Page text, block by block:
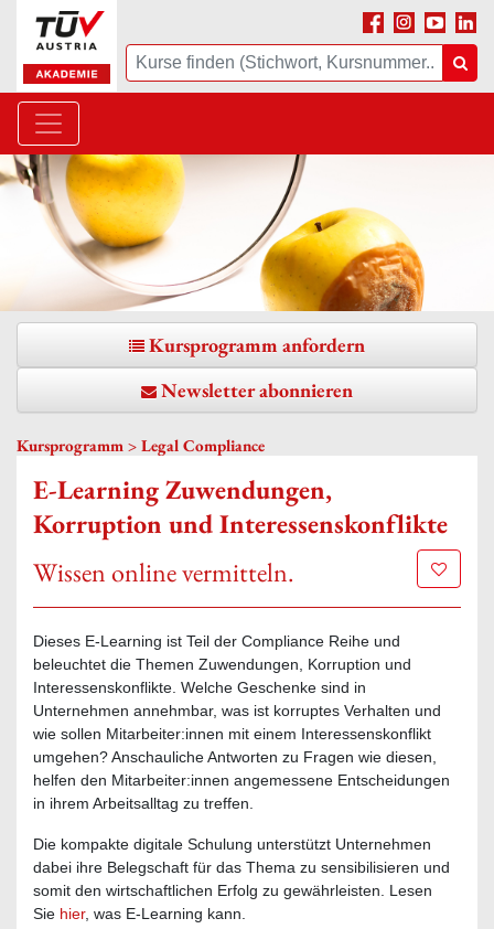
Suche
Facebook
Instagram
Youtube
Kursprogramm > Legal Compliance
Kursprogramm anfordern
Newsletter abonnieren
E-Learning Zuwendungen,
Korruption und Interessenskonflikte
Wissen online vermitteln.
Zur
Dieses E-Learning ist Teil der Compliance Reihe und
beleuchtet die Themen Zuwendungen, Korruption und
Interessenskonflikte. Welche Geschenke sind in
Unternehmen annehmbar, was ist korruptes Verhalten und
wie sollen Mitarbeiter:innen mit einem Interessenskonflikt
umgehen? Anschauliche Antworten zu Fragen wie diesen,
helfen den Mitarbeiter:innen angemessene Entscheidungen
in ihrem Arbeitsalltag zu treffen.
Die kompakte digitale Schulung unterstützt Unternehmen
dabei ihre Belegschaft für das Thema zu sensibilisieren und
somit den wirtschaftlichen Erfolg zu gewährleisten. Lesen
Sie hier, was E-Learning kann.